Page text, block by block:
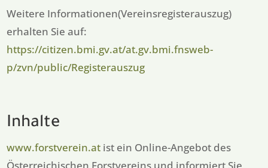
Weitere Informationen(Vereinsregisterauszug)
erhalten Sie auf:
https://citizen.bmi.gv.at/at.gv.bmi.fnsweb-
p/zvn/public/Registerauszug
Inhalte
www.forstverein.at ist ein Online-Angebot des